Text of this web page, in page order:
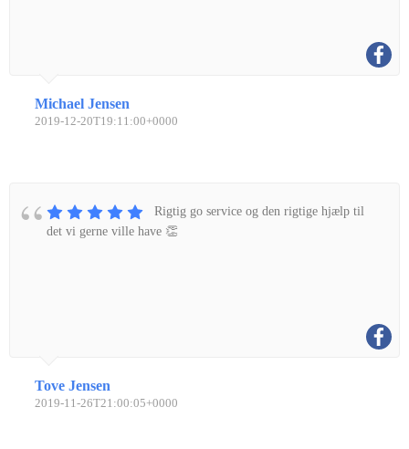
Michael Jensen
2019-12-20T19:11:00+0000
Rigtig go service og den rigtige hjælp til
det vi gerne ville have 👏
Tove Jensen
2019-11-26T21:00:05+0000